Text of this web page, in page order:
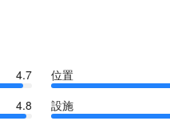
4.7 位置
4.8 設施